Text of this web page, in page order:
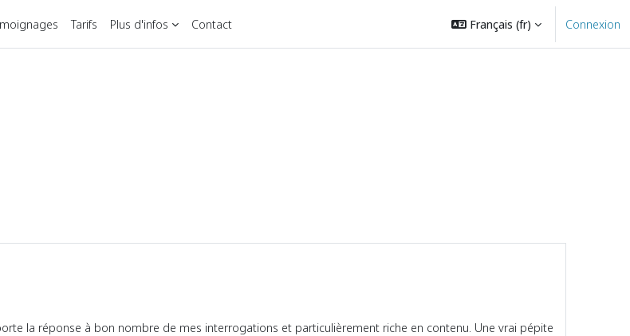
Tarifs Plus d'infos Contact Français ‎(fr)‎ Connexion
la réponse à bon nombre de mes interrogations et particulièrement riche en contenu. Une vrai pépite